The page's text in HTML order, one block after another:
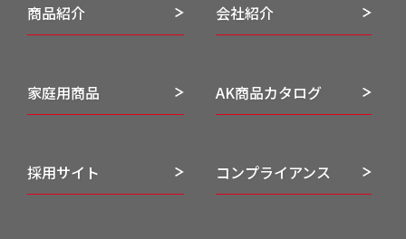
商品紹介 会社紹介
家庭用商品 AK商品カタログ
採用サイト コンプライアンス